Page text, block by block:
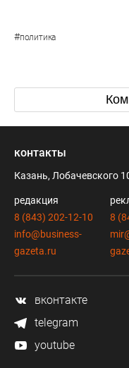
#политика
контакты
Казань, Лобачевского
редакция
8 (843) 202-12-10
info@business-
gazeta.ru
8
вконтакте
telegram
youtube